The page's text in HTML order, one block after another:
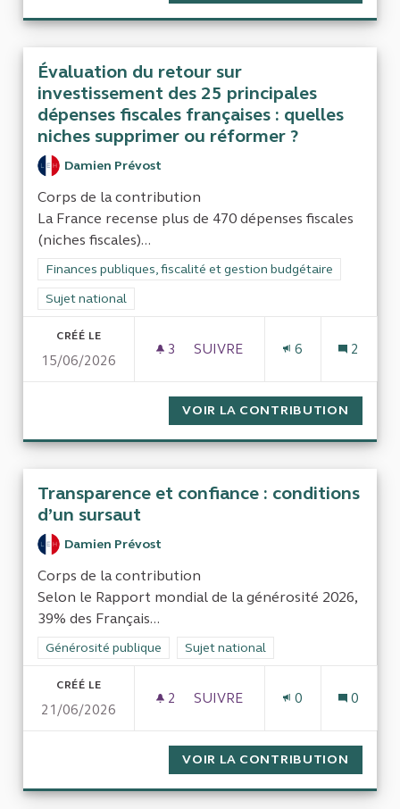
Évaluation du retour sur
investissement des 25 principales
dépenses fiscales françaises : quelles
niches supprimer ou réformer ?
Damien Prévost
Corps de la contribution
La France recense plus de 470 dépenses fiscales
(niches fiscales)...
Filtrer les résultats de la catégorie : Finances publiques,
Finances publiques, fiscalité et gestion budgétaire
Filtrer les résultats pour le secteur : Sujet national
Sujet national
CRÉÉ LE
15/06/2026
3 3 ABONNÉS
SUIVRE
6 2
VOIR LA CONTRIBUTION
Transparence et confiance : conditions
d’un sursaut
Damien Prévost
Corps de la contribution
Selon le Rapport mondial de la générosité 2026,
39% des Français...
Filtrer les résultats de la catégorie : Générosité publique
Générosité publique Filtrer les résultats pour le secteur :
Sujet national
CRÉÉ LE
21/06/2026
2 2 ABONNÉS
SUIVRE
0 0
VOIR LA CONTRIBUTION